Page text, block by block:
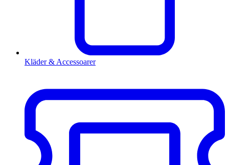
Kläder & Accessoarer